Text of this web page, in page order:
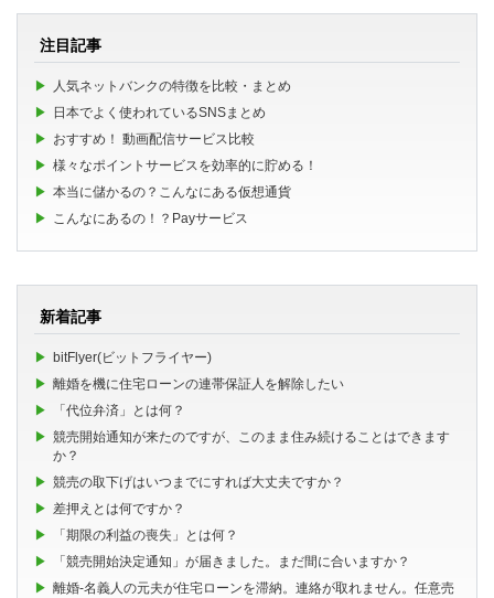
注目記事
人気ネットバンクの特徴を比較・まとめ
日本でよく使われているSNSまとめ
おすすめ！ 動画配信サービス比較
様々なポイントサービスを効率的に貯める！
本当に儲かるの？こんなにある仮想通貨
こんなにあるの！？Payサービス
新着記事
bitFlyer(ビットフライヤー)
離婚を機に住宅ローンの連帯保証人を解除したい
「代位弁済」とは何？
競売開始通知が来たのですが、このまま住み続けることはできます
か？
競売の取下げはいつまでにすれば大丈夫ですか？
差押えとは何ですか？
「期限の利益の喪失」とは何？
「競売開始決定通知」が届きました。まだ間に合いますか？
離婚-名義人の元夫が住宅ローンを滞納。連絡が取れません。任意売